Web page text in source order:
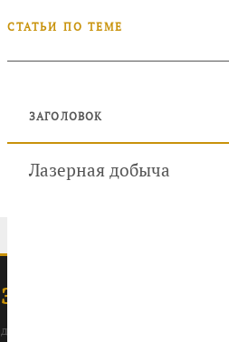
СТАТЬИ ПО ТЕМЕ
ЗАГОЛОВОК
Лазерная добыча
ЗОЛОТОДОБЫЧА
для профессионалов: специалистов,